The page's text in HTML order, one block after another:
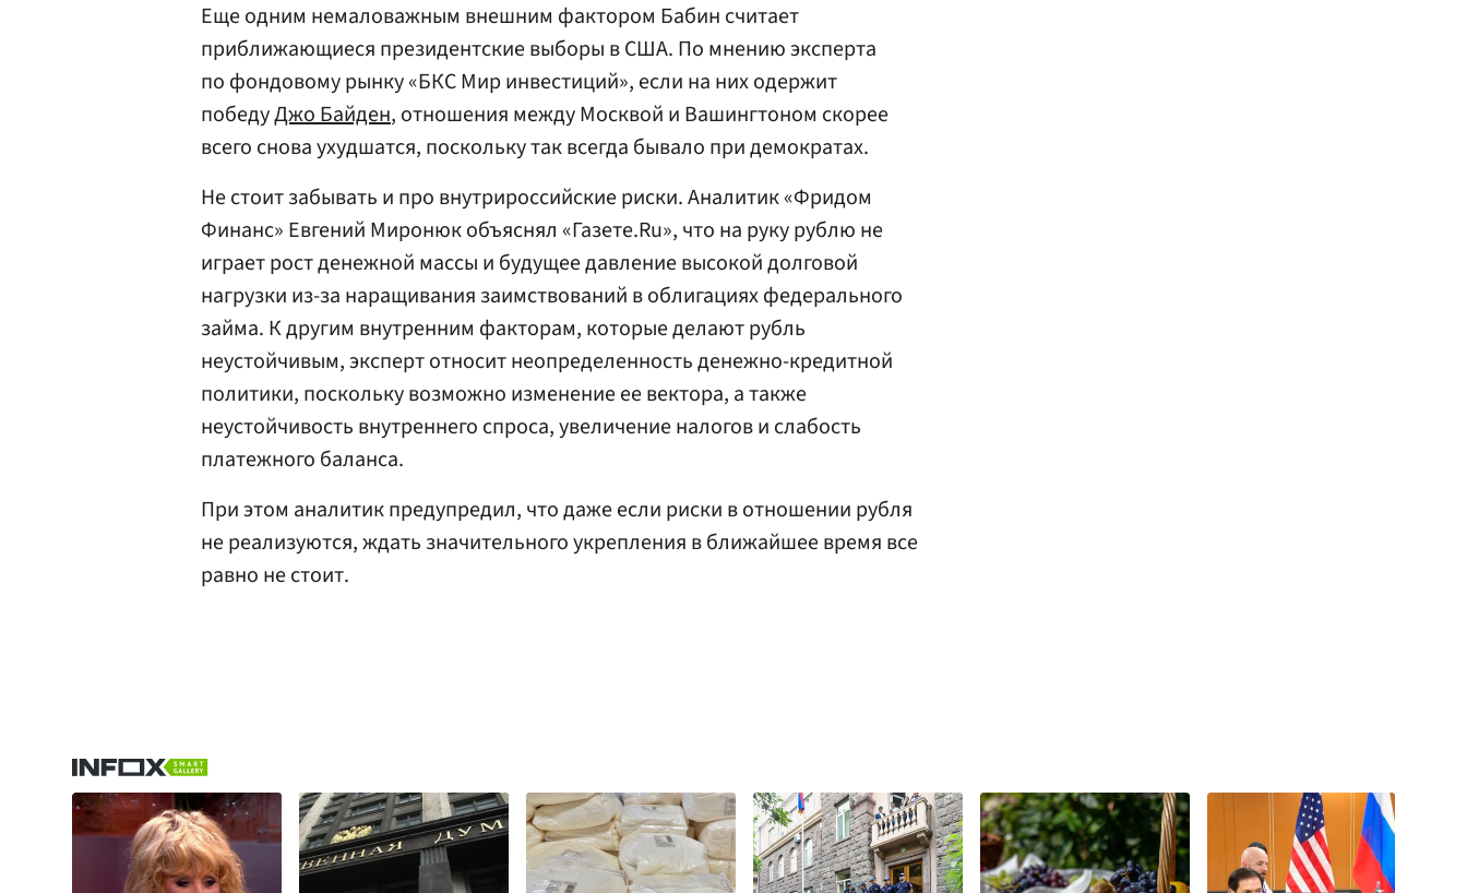
Еще одним немаловажным внешним фактором Бабин считает
приближающиеся президентские выборы в США. По мнению эксперта
по фондовому рынку «БКС Мир инвестиций», если на них одержит
победуДжо Байден, отношения между Москвой и Вашингтоном скорее
всего снова ухудшатся, поскольку так всегда бывало при демократах.
Не стоит забывать и про внутрироссийские риски. Аналитик «Фридом
Финанс» Евгений Миронюк объяснял «Газете.Ru», что на руку рублю не
играет рост денежной массы и будущее давление высокой долговой
нагрузки из-за наращивания заимствований в облигациях федерального
займа. К другим внутренним факторам, которые делают рубль
неустойчивым, эксперт относит неопределенность денежно-кредитной
политики, поскольку возможно изменение ее вектора, а также
неустойчивость внутреннего спроса, увеличение налогов и слабость
платежного баланса.
При этом аналитик предупредил, что даже если риски в отношении рубля
не реализуются, ждать значительного укрепления в ближайшее время все
равно не стоит.